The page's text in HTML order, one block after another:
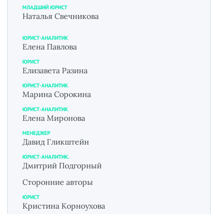
МЛАДШИЙ ЮРИСТ
Наталья Свечникова
ЮРИСТ-АНАЛИТИК
Елена Павлова
ЮРИСТ
Елизавета Разина
ЮРИСТ-АНАЛИТИК
Марина Сорокина
ЮРИСТ-АНАЛИТИК
Елена Миронова
МЕНЕДЖЕР
Давид Гликштейн
ЮРИСТ-АНАЛИТИК.
Дмитрий Подгорный
Сторонние авторы
ЮРИСТ
Кристина Корноухова